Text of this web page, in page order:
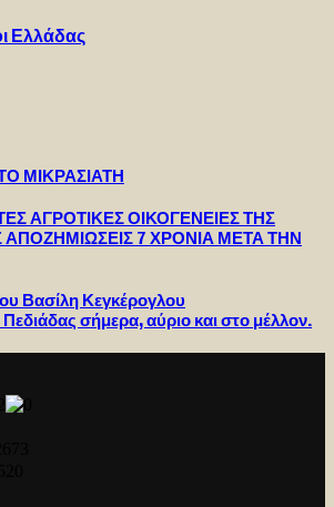
Ελλάδας
ΜΙΚΡΑΣΙΑΤΗ
ΑΓΡΟΤΙΚΕΣ ΟΙΚΟΓΕΝΕΙΕΣ ΤΗΣ
ΑΠΟΖΗΜΙΩΣΕΙΣ 7 ΧΡΟΝΙΑ ΜΕΤΑ ΤΗΝ
Βασίλη Κεγκέρογλου
σήμερα, αύριο και στο μέλλον.